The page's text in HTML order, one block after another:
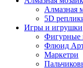
Алмазная
5D
Игры и игрушки
Фигурные
Флюид
Маркетри